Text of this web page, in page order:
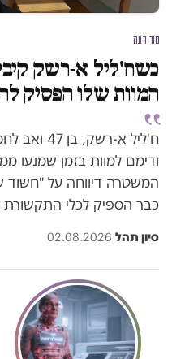
טור דעה
כשח'ליל א-רשק
המוות שלו הפסיק
ח'ליל א-
ודימם למוות בזמן שמנעו
המשטרה דיווחה על "חשוד
כבר הספיק לכלי התקשורת
סיון תהל·
02.08.2026